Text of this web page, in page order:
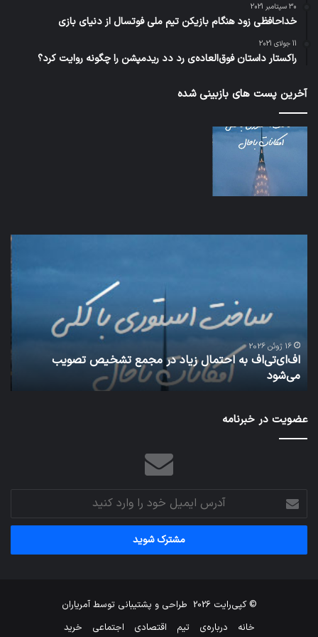
30 سپتامبر 2021
خداحافظی زود هنگام بازیکن تیم ملی فوتسال از دنیای بازی
11 جولای 2021
راکستار داستان فوق‌العاده‌ی رد دد ریدمپشن را چگونه روایت کرد؟
آخرین پست های بازبینی شده
هواپیما
25 ژانویه 2022
عضویت در خبرنامه
آدرس
ایمیل
خود
وارد
© کپی‌رایت 2026 طراحی و پشتیبانی توسطآمریاران
خانه
درباره‌ی تیم اقتصادی اجتماعی خرید